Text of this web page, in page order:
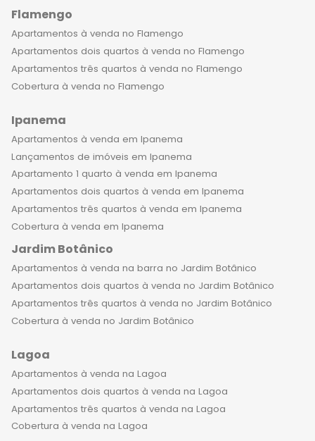
Flamengo
Apartamentos à venda no Flamengo
Apartamentos dois quartos à venda no Flamengo
Apartamentos três quartos à venda no Flamengo
Cobertura à venda no Flamengo
Ipanema
Apartamentos à venda em Ipanema
Lançamentos de imóveis em Ipanema
Apartamento 1 quarto à venda em Ipanema
Apartamentos dois quartos à venda em Ipanema
Apartamentos três quartos à venda em Ipanema
Cobertura à venda em Ipanema
Jardim Botânico
Apartamentos à venda na barra no Jardim Botânico
Apartamentos dois quartos à venda no Jardim Botânico
Apartamentos três quartos à venda no Jardim Botânico
Cobertura à venda no Jardim Botânico
Lagoa
Apartamentos à venda na Lagoa
Apartamentos dois quartos à venda na Lagoa
Apartamentos três quartos à venda na Lagoa
Cobertura à venda na Lagoa